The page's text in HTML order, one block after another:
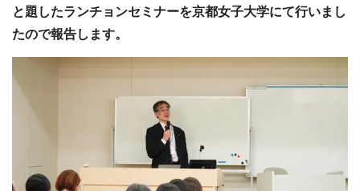
と題したランチョンセミナーを京都女子大学にて行いまし
たので報告します。